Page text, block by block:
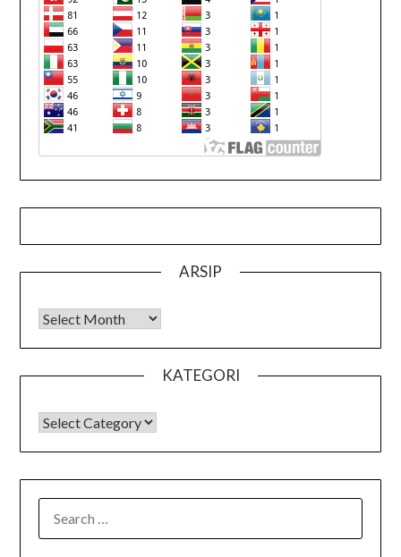
ARSIP
Arsip
KATEGORI
KATEGORI
FOR: